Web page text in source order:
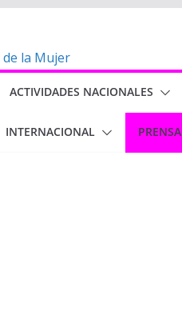
ACTIVIDADES NACIONALES
INTERNACIONAL PRENSA